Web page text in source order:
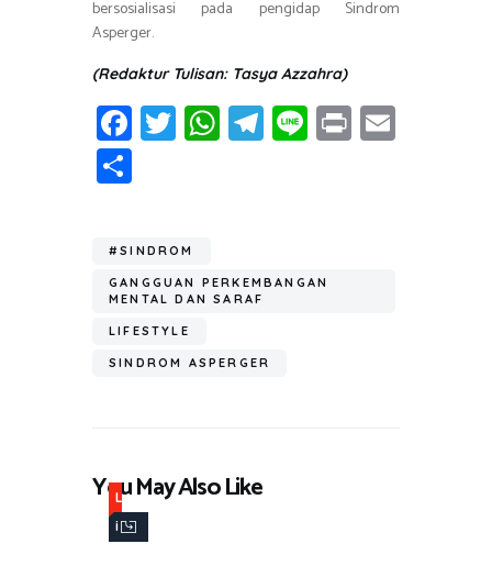
bersosialisasi pada pengidap Sindrom
Asperger.
(Redaktur Tulisan: Tasya Azzahra)
Fa
ce
ok
T
wi
W
h
A
p
T
el
a
m
Li
n
Pr
in
ar
e
#SINDROM
GANGGUAN PERKEMBANGAN
MENTAL DAN SARAF
LIFESTYLE
SINDROM ASPERGER
You May Also Like
L
i